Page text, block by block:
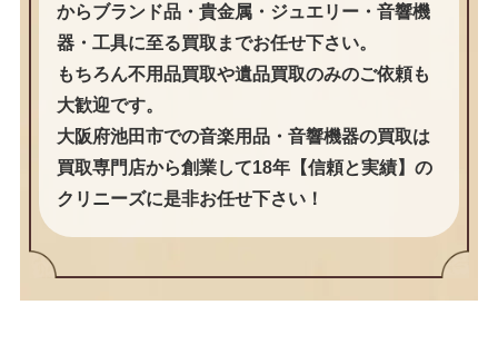
からブランド品・貴金属・ジュエリー・音響機
器・工具に至る買取までお任せ下さい。
もちろん不用品買取や遺品買取のみのご依頼も
大歓迎です。
大阪府池田市での音楽用品・音響機器の買取は
買取専門店から創業して18年【信頼と実績】の
クリニーズに是非お任せ下さい！